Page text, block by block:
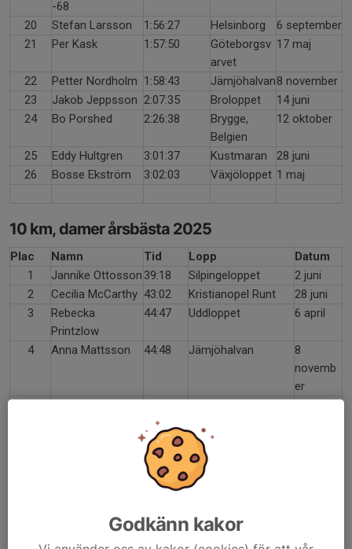
-68
20 Stefan Larsson 1:56:27 Helsinborg
6 september
21
Per Kask 1:57:50
Göteborgsv
arvet
17 maj
22 Petter Nordholm 1:58:43 Jämjöhalvan8 november
23
Jakob Jeppsson 2:07:35 Broloppet
14 juni
24
Bo Porshed 2:26:38
Brygge,
Belgien
12 oktober
25 Eddy Hultgren 3:01:37 Kustmaran
28 juni
26
Bosse Ekström 3:02:03 Växjöloppet 1 maj
10 km, damer årsbästa 2025
Plac Namn Tid Lopp
Datum
1
Jannike Ottosson 39:18 Silpingeloppet
2 juni
2
Cecilia McCarthy 43:02 Kristianopel Runt
28 juni
3
Rebecka
Printzlow
44:47 Uddloppet 6 april
4 Anna Mattsson 44:48 Jämjöhalvan
8
novemb
er
47:11 Kalmarmilen
51:26 Blodomloppet
51:28 Blodomloppet
10 km, herrar årsbästa 2025
Godkänn kakor